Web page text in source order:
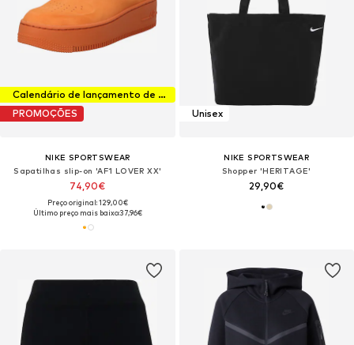
Calendário de lançamento de sapatilhas
PROMOÇÕES
NIKE SPORTSWEAR
Sapatilhas slip-on 'AF1 LOVER XX'
74,90€
Preço original: 129,00€
Último preço mais baixo:37,96€
Unisex
NIKE SPORTSWEAR
Shopper 'HERITAGE'
29,90€